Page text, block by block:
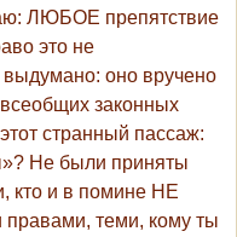
ЛЮБОЕ препятствие
это не
оно вручено
законных
странный пассаж:
Не были приняты
кто и в помине НЕ
теми, кому ты